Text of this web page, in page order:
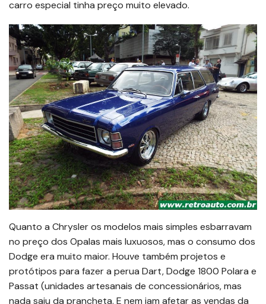
carro especial tinha preço muito elevado.
Quanto a Chrysler os modelos mais simples esbarravam
no preço dos Opalas mais luxuosos, mas o consumo dos
Dodge era muito maior. Houve também projetos e
protótipos para fazer a perua Dart, Dodge 1800 Polara e
Passat (unidades artesanais de concessionários, mas
nada saiu da prancheta. E nem iam afetar as vendas da